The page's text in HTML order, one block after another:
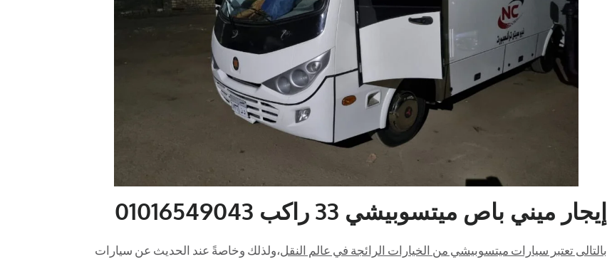
إيجار ميني باص ميتسوبيشي 33 راكب 01016549043
بالتالى تعتبر سيارات ميتسوبيشي من الخيارات الرائجة في عالم النقل،ولذلك وخاصةً عند الحديث عن سيارات